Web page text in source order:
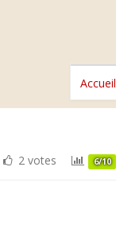
Accueil
2 votes 6/10